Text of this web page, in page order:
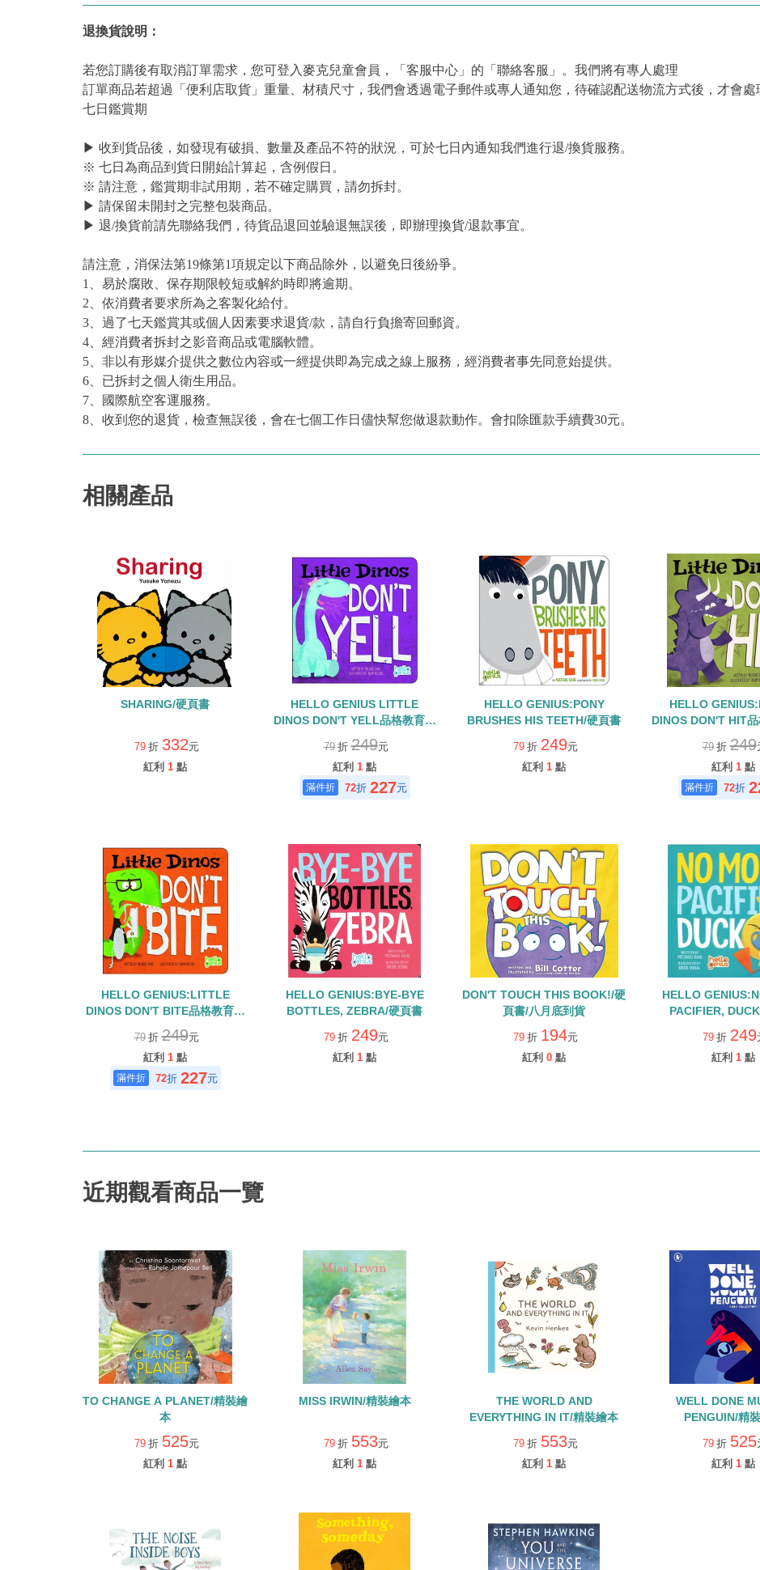
退換貨說明：
若您訂購後有取消訂單需求，您可登入麥克兒童會員，「客服中心」的「聯絡客服」。我們將有專人處理
訂單商品若超過「便利店取貨」重量、材積尺寸，我們會透過電子郵件或專人通知您，待確認配送物流方式後，才會處
七日鑑賞期
▶ 收到貨品後，如發現有破損、數量及產品不符的狀況，可於七日內通知我們進行退/換貨服務。
※ 七日為商品到貨日開始計算起，含例假日。
※ 請注意，鑑賞期非試用期，若不確定購買，請勿拆封。
▶ 請保留未開封之完整包裝商品。
▶ 退/換貨前請先聯絡我們，待貨品退回並驗退無誤後，即辦理換貨/退款事宜。
請注意，消保法第19條第1項規定以下商品除外，以避免日後紛爭。
1、易於腐敗、保存期限較短或解約時即將逾期。
2、依消費者要求所為之客製化給付。
3、過了七天鑑賞其或個人因素要求退貨/款，請自行負擔寄回郵資。
4、經消費者拆封之影音商品或電腦軟體。
5、非以有形媒介提供之數位內容或一經提供即為完成之線上服務，經消費者事先同意始提供。
6、已拆封之個人衛生用品。
7、國際航空客運服務。
8、收到您的退貨，檢查無誤後，會在七個工作日儘快幫您做退款動作。會扣除匯款手續費30元。
相關產品
SHARING/硬頁書
79 折 332元
紅利 1 點
HELLO GENIUS LITTLE
DINOS DON'T YELL品格教育英
文硬頁童書
79 折249元
紅利 1 點
72折 227元
HELLO GENIUS:PONY
BRUSHES HIS TEETH/硬頁書
79 折 249元
紅利 1 點
HELLO
DINOS DON'T HIT
硬頁童書
79 折249
紅利 1 點
72折
HELLO GENIUS:LITTLE
DINOS DON'T BITE品格教育英
文硬頁童書
79 折249元
紅利 1 點
72折 227元
HELLO GENIUS:BYE-BYE
BOTTLES, ZEBRA/硬頁書
79 折 249元
紅利 1 點
DON'T TOUCH THIS BOOK!/硬
頁書/八月底到貨
79 折 194元
紅利 0 點
HELLO
PACIFIER,
79 折 249
紅利 1 點
近期觀看商品一覽
TO CHANGE A PLANET/精裝繪
本
79 折 525元
紅利 1 點
MISS IRWIN/精裝繪本
79 折 553元
紅利 1 點
THE WORLD AND
EVERYTHING IN IT/精裝繪本
79 折 553元
紅利 1 點
WELL DONE
PENGUIN/精
79 折 525
紅利 1 點